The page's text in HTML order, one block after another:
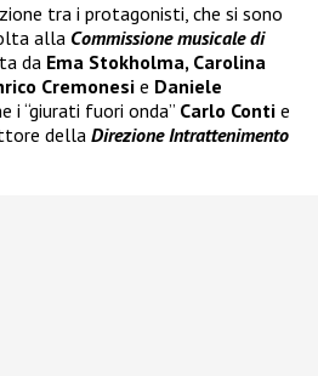
tra i protagonisti, che si sono
alla Commissione musicale di
da Ema Stokholma, Carolina
Cremonesi e Daniele
i “giurati fuori onda” Carlo Conti e
della Direzione Intrattenimento